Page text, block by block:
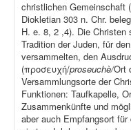
christlichen Gemeinschaft
Diokletian 303 n. Chr.
H. e. 8, 2 ,4). Die Christen
Tradition der Juden, für
versammelten, den
(προσευχή/proseuchè/Ort
Versammlungsorte der
Funktionen: Taufkapelle,
Zusammenkünfte und
aber auch Empfangsort